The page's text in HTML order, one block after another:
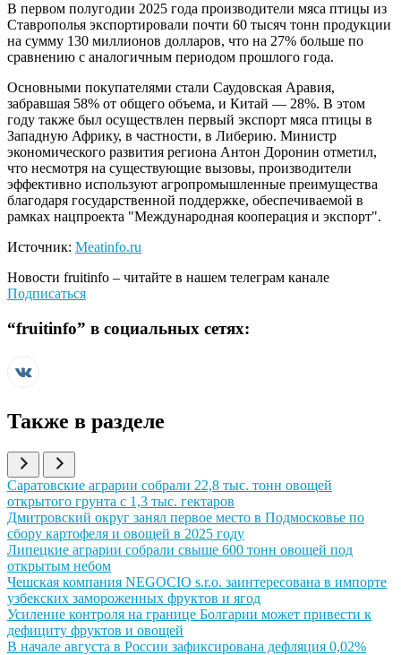
В первом полугодии 2025 года производители мяса птицы из
Ставрополья экспортировали почти 60 тысяч тонн продукции
на сумму 130 миллионов долларов, что на 27% больше по
сравнению с аналогичным периодом прошлого года.
Основными покупателями стали Саудовская Аравия,
забравшая 58% от общего объема, и Китай — 28%. В этом
году также был осуществлен первый экспорт мяса птицы в
Западную Африку, в частности, в Либерию. Министр
экономического развития региона Антон Доронин отметил,
что несмотря на существующие вызовы, производители
эффективно используют агропромышленные преимущества
благодаря государственной поддержке, обеспечиваемой в
рамках нацпроекта "Международная кооперация и экспорт".
Источник: Meatinfo.ru
Новости fruitinfo – читайте в нашем телеграм канале
Подписаться
“fruitinfo” в социальных сетях:
Также в разделе
Иллюстрация новости
Саратовские аграрии собрали 22,8 тыс. тонн овощей
открытого грунта с 1,3 тыс. гектаров
Иллюстрация новости
Дмитровский округ занял первое место в Подмосковье по
сбору картофеля и овощей в 2025 году
Иллюстрация новости
Липецкие аграрии собрали свыше 600 тонн овощей под
открытым небом
Иллюстрация новости
Чешская компания NEGOCIO s.r.o. заинтересована в импорте
узбекских замороженных фруктов и ягод
Иллюстрация новости
Усиление контроля на границе Болгарии может привести к
дефициту фруктов и овощей
Иллюстрация новости
В начале августа в России зафиксирована дефляция 0,02%